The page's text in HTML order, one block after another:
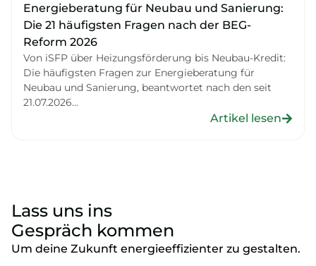
Energieberatung für Neubau und Sanierung:
Die 21 häufigsten Fragen nach der BEG-
Reform 2026
Von iSFP über Heizungsförderung bis Neubau-Kredit:
Die häufigsten Fragen zur Energieberatung für
Neubau und Sanierung, beantwortet nach den seit
21.07.2026...
Artikel lesen
Lass uns ins
Gespräch kommen
Um deine Zukunft energieeffizienter zu gestalten.